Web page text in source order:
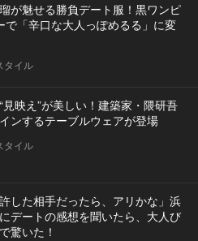
が魅せる勝負デート服！黒ワンピ
で「辛口な大人っぽめるる」に変
タイル
見映え”が美しい！建築家・隈研吾
ンするテーブルウェアが登場
タイル
許した相手だったら、アリかな」浜
デートの感想を聞いたら、大人び
驚いた！